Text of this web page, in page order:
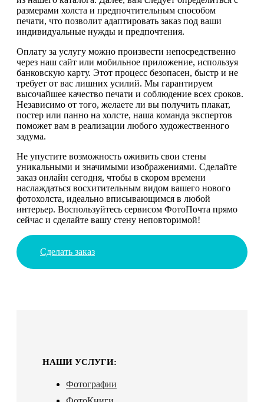
размерами холста и предпочтительным способом
печати, что позволит адаптировать заказ под ваши
индивидуальные нужды и предпочтения.
Оплату за услугу можно произвести непосредственно
через наш сайт или мобильное приложение, используя
банковскую карту. Этот процесс безопасен, быстр и не
требует от вас лишних усилий. Мы гарантируем
высочайшее качество печати и соблюдение всех сроков.
Независимо от того, желаете ли вы получить плакат,
постер или панно на холсте, наша команда экспертов
поможет вам в реализации любого художественного
задума.
Не упустите возможность оживить свои стены
уникальными и значимыми изображениями. Сделайте
заказ онлайн сегодня, чтобы в скором времени
наслаждаться восхитительным видом вашего нового
фотохолста, идеально вписывающимся в любой
интерьер. Воспользуйтесь сервисом ФотоПочта прямо
сейчас и сделайте вашу стену неповторимой!
Сделать заказ
НАШИ УСЛУГИ:
Фотографии